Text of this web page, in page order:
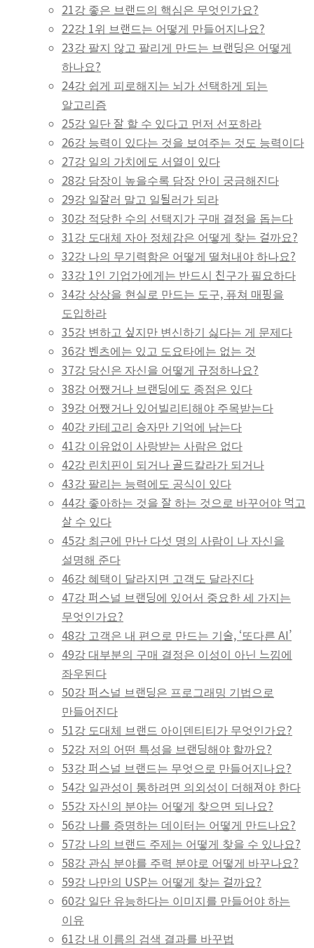
21강 좋은 브랜드의 핵심은 무엇인가요?
22강 1위 브랜드는 어떻게 만들어지나요?
23강 팔지 않고 팔리게 만드는 브랜딩은 어떻게
하나요?
24강 쉽게 피로해지는 뇌가 선택하게 되는
알고리즘
25강 일단 잘 할 수 있다고 먼저 선포하라
26강 능력이 있다는 것을 보여주는 것도 능력이다
27강 일의 가치에도 서열이 있다
28강 담장이 높을수록 담장 안이 궁금해진다
29강 일잘러 말고 일될러가 되라
30강 적당한 수의 선택지가 구매 결정을 돕는다
31강 도대체 자아 정체감은 어떻게 찾는 걸까요?
32강 나의 무기력함은 어떻게 떨쳐내야 하나요?
33강 1인 기업가에게는 반드시 친구가 필요하다
34강 상상을 현실로 만드는 도구, 퓨쳐 매핑을
도입하라
35강 변하고 싶지만 변신하기 싫다는 게 문제다
36강 벤츠에는 있고 도요타에는 없는 것
37강 당신은 자신을 어떻게 규정하나요?
38강 어쨌거나 브랜딩에도 종점은 있다
39강 어쨌거나 있어빌리티해야 주목받는다
40강 카테고리 승자만 기억에 남는다
41강 이유없이 사랑받는 사람은 없다
42강 린치핀이 되거나 골드칼라가 되거나
43강 팔리는 능력에도 공식이 있다
44강 좋아하는 것을 잘 하는 것으로 바꾸어야 먹고
살 수 있다
45강 최근에 만난 다섯 명의 사람이 나 자신을
설명해 준다
46강 혜택이 달라지면 고객도 달라진다
47강 퍼스널 브랜딩에 있어서 중요한 세 가지는
무엇인가요?
48강 고객은 내 편으로 만드는 기술, ‘또다른 AI’
49강 대부분의 구매 결정은 이성이 아닌 느낌에
좌우된다
50강 퍼스널 브랜딩은 프로그래밍 기법으로
만들어진다
51강 도대체 브랜드 아이덴티티가 무엇인가요?
52강 저의 어떤 특성을 브랜딩해야 할까요?
53강 퍼스널 브랜드는 무엇으로 만들어지나요?
54강 일관성이 통하려면 의외성이 더해져야 한다
55강 자신의 분야는 어떻게 찾으면 되나요?
56강 나를 증명하는 데이터는 어떻게 만드나요?
57강 나의 브랜드 주제는 어떻게 찾을 수 있나요?
58강 관심 분야를 주력 분야로 어떻게 바꾸나요?
59강 나만의 USP는 어떻게 찾는 걸까요?
60강 일단 유능하다는 이미지를 만들어야 하는
이유
61강 내 이름의 검색 결과를 바꾸법